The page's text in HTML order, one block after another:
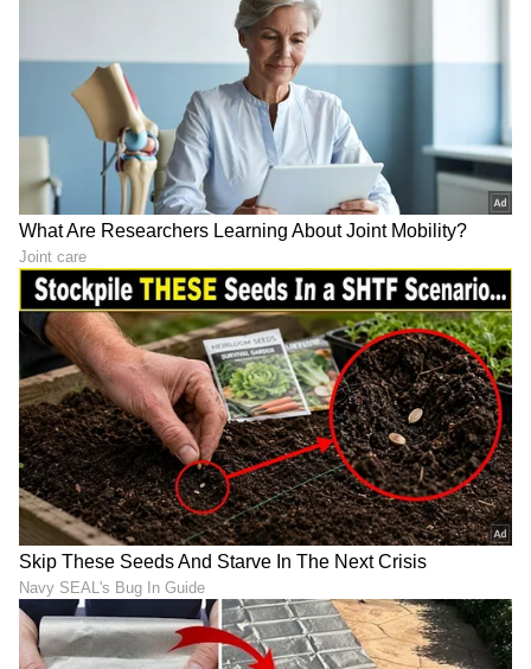
ABOUT THE AUTHOR
Suchethana D
Suchetana ಮಲೆನಾಡಿನ ಹೆಬ್ಬಾಗಿಲು ಶಿರಸಿಯವಳು. ಓದಿದ್ದು LLB,
ಒಲಿದದ್ದು ಪತ್ರಿಕೋದ್ಯಮ, ಪ್ರಜಾವಾಣಿಯಲ್ಲಿ 15 ವರ್ಷಗಳ
ಅನುಭವ. ಇದರಲ್ಲಿ 10 ವರ್ಷ ನ್ಯಾಯಾಂಗ ವರದಿಗಾರಿಕೆ. ಕಾನೂನು
ಮತ್ತು ಮಹಿಳಾ ಸಂವೇದನೆಗೆ ಸಂಬಂಧಿಸಿದ ಲೇಖನಗಳಿಗೆ ಕರ್ನಾಟಕ
ಮಾಧ್ಯಮ ಅಕಾಡೆಮಿ, ಮುಂಬೈನ ಲಾಡ್ಲಿ ಮೀಡಿಯಾ ಅವಾರ್ಡ್​,
ರೋಟರಿ ಎಕ್ಸಲೆನ್ಸ್​ ಅವಾರ್ಡ್​ ಸೇರಿದಂತೆ ಕೆಲವು ಪ್ರಶಸ್ತಿಗಳು
ಲಭಿಸಿವೆ. ಚೀನಾದಲ್ಲಿ ನಡೆದ ಭಾರತ ಮಟ್ಟದ ಯುವ ನಿಯೋಗದಲ್ಲಿ
ಮಾಧ್ಯಮ ಕ್ಷೇತ್ರದಿಂದ ಪ್ರತಿನಿಧಿಯಾಗಿ ಆಯ್ಕೆ. ವಿಜಯವಾಣಿಯಲ್ಲಿ
ಕೆಲಸ ಮಾಡಿ ಈಗ ದೂರದರ್ಶನ ಚಂದನದಲ್ಲಿ ಮತ್ತು ಏಷ್ಯಾನೆಟ್​
ಸುವರ್ಣದಲ್ಲಿ ಫ್ರೀಲ್ಯಾನ್ಸರ್​ ಆಗಿ ಕೆಲಸ ನಿರ್ವಹಣೆ.
ಕನ್ನಡ ಧಾರಾವಾಹಿ ರಿಯಾಲಿಟಿ ಶೋ ಮನರಂಜನಾ ಸುದ್ದಿ ಟಿವಿ ಶೋ